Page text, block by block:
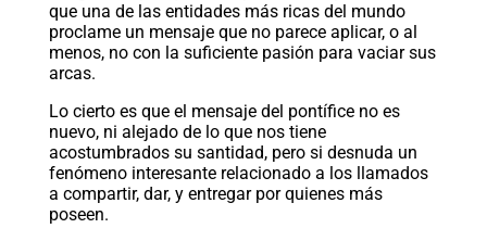
que una de las entidades más ricas del mundo
proclame un mensaje que no parece aplicar, o al
menos, no con la suficiente pasión para vaciar sus
arcas.
Lo cierto es que el mensaje del pontífice no es
nuevo, ni alejado de lo que nos tiene
acostumbrados su santidad, pero si desnuda un
fenómeno interesante relacionado a los llamados
a compartir, dar, y entregar por quienes más
poseen.